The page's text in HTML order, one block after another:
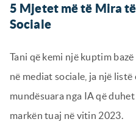
5 Mjetet më të Mira
Sociale
Tani që kemi një kuptim
në mediat sociale, ja një
mundësuara nga IA që
markën tuaj në vitin 2023.